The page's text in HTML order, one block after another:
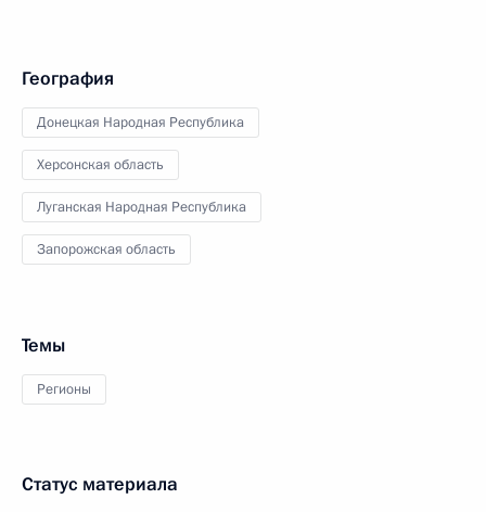
География
Донецкая Народная Республика
Херсонская область
Луганская Народная Республика
Запорожская область
Темы
Регионы
Статус материала